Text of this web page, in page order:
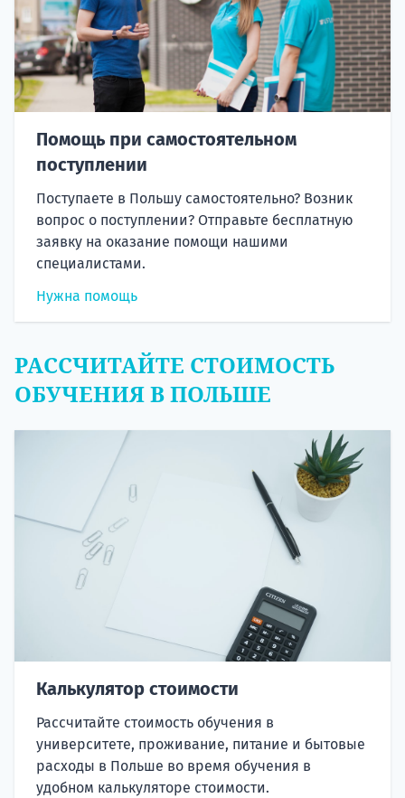
Помощь при самостоятельном
поступлении
Поступаете в Польшу самостоятельно? Возник
вопрос о поступлении? Отправьте бесплатную
заявку на оказание помощи нашими
специалистами.
Нужна помощь
РАССЧИТАЙТЕ СТОИМОСТЬ
ОБУЧЕНИЯ В ПОЛЬШЕ
Калькулятор стоимости
Рассчитайте стоимость обучения в
университете, проживание, питание и бытовые
расходы в Польше во время обучения в
удобном калькуляторе стоимости.